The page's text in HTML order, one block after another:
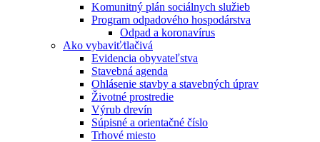
Komunitný plán sociálnych služieb
Program odpadového hospodárstva
Odpad a koronavírus
Ako vybaviť⁄tlačivá
Evidencia obyvateľstva
Stavebná agenda
Ohlásenie stavby a stavebných úprav
Životné prostredie
Výrub drevín
Súpisné a orientačné číslo
Trhové miesto